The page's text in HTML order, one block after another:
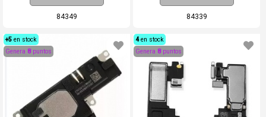
84349 84339
+5 en stock
Genera 8puntos
4en stock
Genera 8puntos